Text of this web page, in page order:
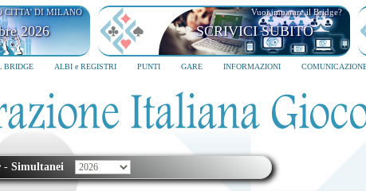
CITTA' DI MILANO
2026
Vuoi imparare il Bridge?
SCRIVICI SUBITO
BRIDGE ALBI e REGISTRI PUNTI GARE INFORMAZIONI
- Simultanei